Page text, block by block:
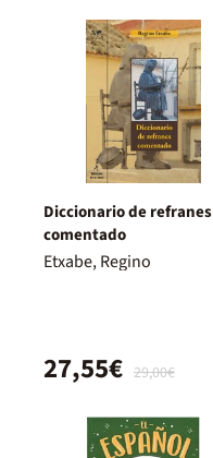
Diccionario de refranes
comentado
Etxabe, Regino
29,00€
27,55€